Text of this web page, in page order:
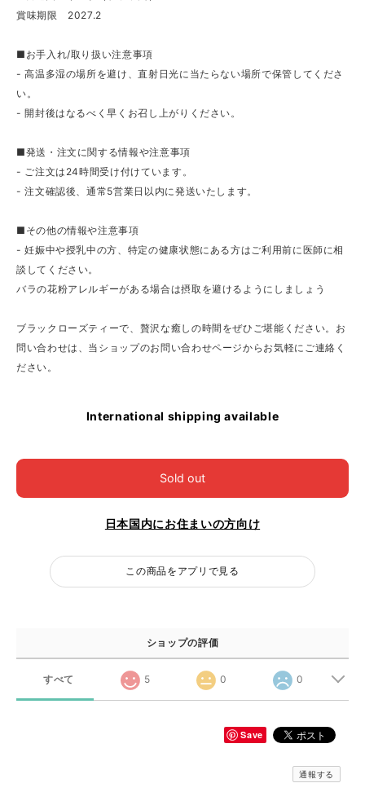
賞味期限 2027.2
■お手入れ/取り扱い注意事項
- 高温多湿の場所を避け、直射日光に当たらない場所で保管してくださ
い。
- 開封後はなるべく早くお召し上がりください。
■発送・注文に関する情報や注意事項
- ご注文は24時間受け付けています。
- 注文確認後、通常5営業日以内に発送いたします。
■その他の情報や注意事項
- 妊娠中や授乳中の方、特定の健康状態にある方はご利用前に医師に相
談してください。
バラの花粉アレルギーがある場合は摂取を避けるようにしましょう
ブラックローズティーで、贅沢な癒しの時間をぜひご堪能ください。お
問い合わせは、当ショップのお問い合わせページからお気軽にご連絡く
ださい。
International shipping available
Sold out
日本国内にお住まいの方向け
この商品をアプリで見る
ショップの評価
すべて 5 0 0
Save
通報する